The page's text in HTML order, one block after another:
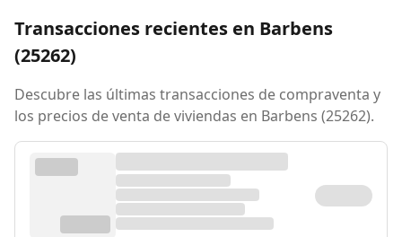
Transacciones recientes en Barbens
(25262)
Descubre las últimas transacciones de compraventa y
los precios de venta de viviendas en Barbens (25262).